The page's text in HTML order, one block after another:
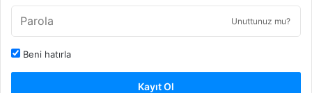
Unuttunuz mu?
Beni hatırla
Kayıt Ol